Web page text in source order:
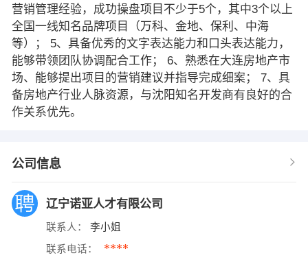
营销管理经验，成功操盘项目不少于5个，其中3个以上
全国一线知名品牌项目（万科、金地、保利、中海
等）； 5、具备优秀的文字表达能力和口头表达能力，
能够带领团队协调配合工作； 6、熟悉在大连房地产市
场、能够提出项目的营销建议并指导完成细案； 7、具
备房地产行业人脉资源，与沈阳知名开发商有良好的合
作关系优先。
公司信息
辽宁诺亚人才有限公司
联系人： 李小姐
联系电话： ****